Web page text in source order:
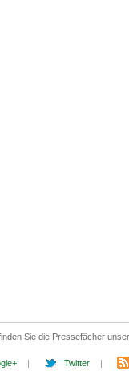
Sie die Pressefächer
| Twitter |